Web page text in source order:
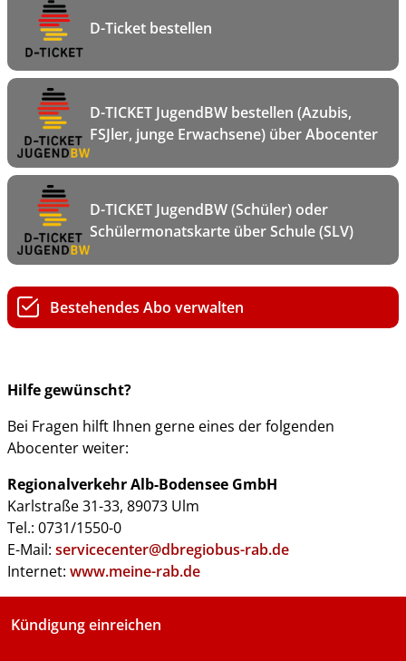
D-Ticket bestellen
D-TICKET JugendBW bestellen (Azubis,
FSJler, junge Erwachsene) über Abocenter
D-TICKET JugendBW (Schüler) oder
Schülermonatskarte über Schule (SLV)
Bestehendes Abo verwalten
Hilfe gewünscht?
Bei Fragen hilft Ihnen gerne eines der folgenden
Abocenter weiter:
Regionalverkehr Alb-Bodensee GmbH
Karlstraße 31-33, 89073 Ulm
Tel.: 0731/1550-0
E-Mail: servicecenter@dbregiobus-rab.de
Internet: www.meine-rab.de
Kündigung einreichen